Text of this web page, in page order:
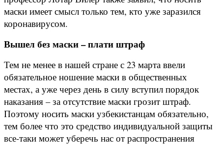
маски имеет смысл только тем, кто уже заразился
коронавирусом.
Вышел без маски – плати штраф
Тем не менее в нашей стране с 23 марта ввели
обязательное ношение маски в общественных
местах, а уже через день в силу вступил порядок
наказания – за отсутствие маски грозит штраф.
Поэтому носить маски узбекистанцам обязательно,
тем более что это средство индивидуальной защиты
все-таки может уберечь нас от распространения